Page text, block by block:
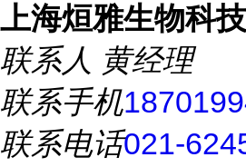
上海烜雅生物科
联系人 黄经理
联系手机
联系电话021-